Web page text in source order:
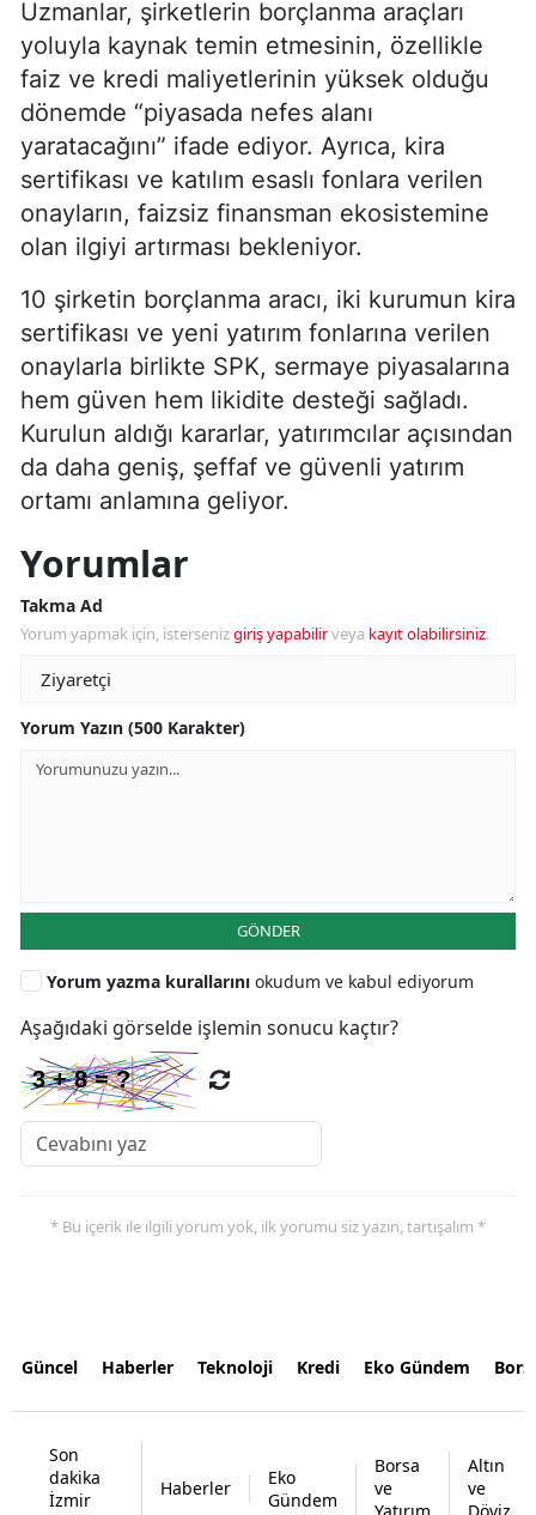
Uzmanlar, şirketlerin borçlanma araçları
yoluyla kaynak temin etmesinin, özellikle
faiz ve kredi maliyetlerinin yüksek olduğu
dönemde “piyasada nefes alanı
yaratacağını” ifade ediyor. Ayrıca, kira
sertifikası ve katılım esaslı fonlara verilen
onayların, faizsiz finansman ekosistemine
olan ilgiyi artırması bekleniyor.
10 şirketin borçlanma aracı, iki kurumun kira
sertifikası ve yeni yatırım fonlarına verilen
onaylarla birlikte SPK, sermaye piyasalarına
hem güven hem likidite desteği sağladı.
Kurulun aldığı kararlar, yatırımcılar açısından
da daha geniş, şeffaf ve güvenli yatırım
ortamı anlamına geliyor.
Yorumlar
Takma Ad
Yorum yapmak için, istersenizgiriş yapabilirveya kayıt olabilirsiniz.
Yorum Yazın (500 Karakter)
GÖNDER
Yorum yazma kurallarını okudum ve kabul ediyorum
Aşağıdaki görselde işlemin sonucu kaçtır?
* Bu içerik ile ilgili yorum yok, ilk yorumu siz yazın, tartışalım *
Güncel Haberler Teknoloji Kredi Eko Gündem
Son
dakika
İzmir
Haberler
Eko
Gündem
Borsa
ve
Altın
ve